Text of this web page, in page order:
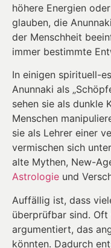
höhere Energien
glauben, die
der Menschheit
immer bestimmte
In einigen spirituell-
Anunnaki als
sehen sie als dunkle
Menschen
sie als Lehrer einer
vermischen sich
alte Mythen, New-
Astrologie und
Auffällig ist, dass
überprüfbar sind.
argumentiert, das
könnten. Dadurch